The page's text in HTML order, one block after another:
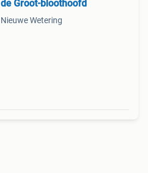
de Groot-bloothoofd
Nieuwe Wetering